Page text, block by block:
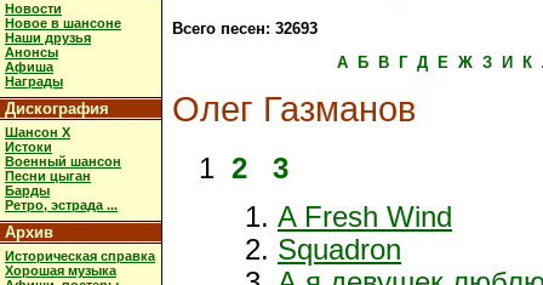
Новости
Новое в шансоне
Наши друзья
Анонсы
Афиша
Награды
Дискография
Шансон X
Истоки
Военный шансон
Песни цыган
Барды
Ретро, эстрада ...
Архив
Историческая справка
Хорошая музыка
Всего песен: 32693
А
Б В Г Д Е Ж З И К
Олег Газманов
1 2
3
A Fresh Wind
Squadron